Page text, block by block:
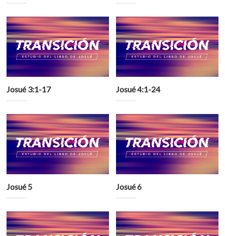
Josué 3:1-17 Josué 4:1-24
Josué 5 Josué 6